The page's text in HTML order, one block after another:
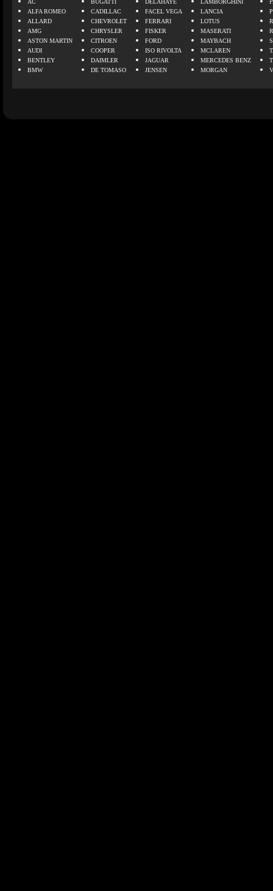
AC
ALFA ROMEO
ALLARD
AMG
ASTON MARTIN
AUDI
BENTLEY
BMW
BUGATTI
CADILLAC
CHEVROLET
CHRYSLER
CITROEN
COOPER
DAIMLER
DE TOMASO
DELAHAYE
FACEL VEGA
FERRARI
FISKER
FORD
ISO RIVOLTA
JAGUAR
JENSEN
LAMBORGHINI
LANCIA
LOTUS
MASERATI
MAYBACH
MCLAREN
MERCEDES BENZ
MORGAN